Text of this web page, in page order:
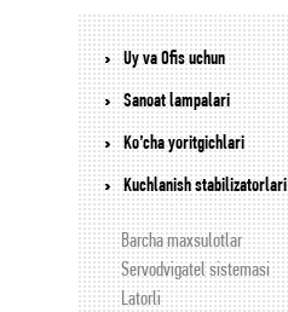
Uy va Ofis uchun
Sanoat lampalari
Ko’cha yoritgichlari
Kuchlanish stabilizatorlari
Barcha maxsulotlar
Servodvigatel sistemasi
Latorli